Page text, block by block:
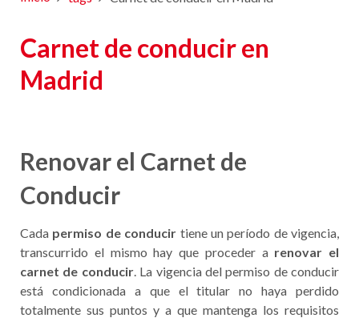
Carnet de conducir en
Madrid
Renovar el Carnet de
Conducir
Cada permiso de conducir tiene un período de vigencia,
transcurrido el mismo hay que proceder a renovar el
carnet de conducir. La vigencia del permiso de conducir
está condicionada a que el titular no haya perdido
totalmente sus puntos y a que mantenga los requisitos